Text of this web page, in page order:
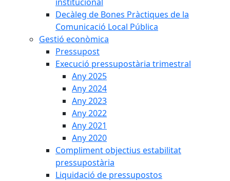
Decàleg de Bones Pràctiques de la
Comunicació Local Pública
Gestió econòmica
Pressupost
Execució pressupostària trimestral
Any 2025
Any 2024
Any 2023
Any 2022
Any 2021
Any 2020
Compliment objectius estabilitat
pressupostària
Liquidació de pressupostos